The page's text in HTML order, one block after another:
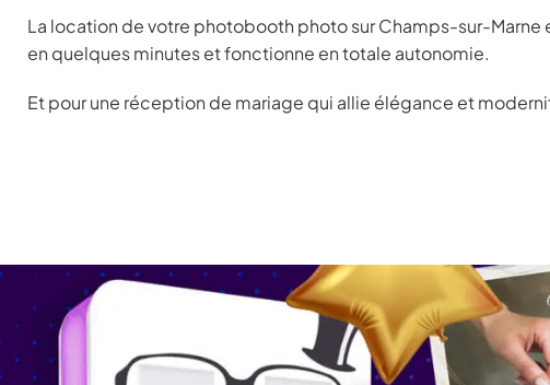
La location de votre photobooth photo sur Champs-sur-Marne
en quelques minutes et fonctionne en totale autonomie.
Et pour une réception de mariage qui allie élégance et